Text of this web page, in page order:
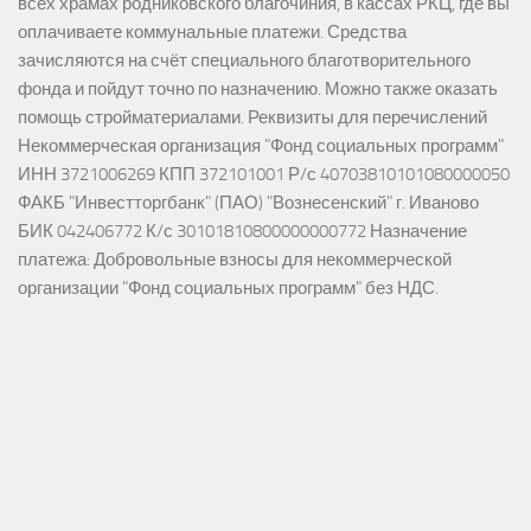
оплачиваете коммунальные платежи. Средства
зачисляются на счёт специального благотворительного
фонда и пойдут точно по назначению. Можно также оказать
помощь стройматериалами. Реквизиты для перечислений
Некоммерческая организация "Фонд социальных программ"
ИНН 3721006269 КПП 372101001 Р/с 40703810101080000050
ФАКБ "Инвестторгбанк" (ПАО) "Вознесенский" г. Иваново
БИК 042406772 К/с 30101810800000000772 Назначение
платежа: Добровольные взносы для некоммерческой
организации "Фонд социальных программ" без НДС.